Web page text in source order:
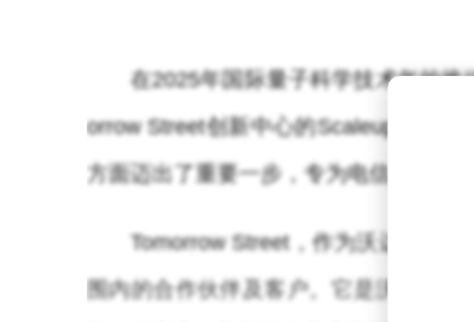
在2025年国际量子科学技术年的
orrow Street创新中心的Scaleup X计划
方面迈出了重要一步，专为电信、关键
Tomorrow Street，作为沃达丰在
围内的合作伙伴及客户。它是沃达丰